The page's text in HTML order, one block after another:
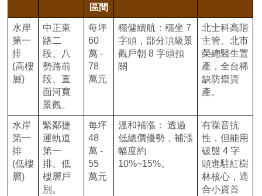
區間
水岸
第一
排
(高樓
層)
中正東
路二
段、八
勢路前
段、直
面河寬
景觀。
每坪
60
萬 -
78
萬元
穩健續航：穩坐 7
字頭，部分頂級景
觀戶朝 8 字頭扣
關
北士科高階
主管、北市
榮總醫生置
產，全台稀
缺防禦資
產。
水岸
第一
排
(低樓
層)
緊鄰捷
運軌道
第一
排、低
樓層戶
別。
每坪
48
萬 -
55
萬元
溫和補漲： 透過
低總價優勢，補漲
幅度約
10%~15%。
有噪音抗
性，但能用
破盤 4 字
頭進駐紅樹
林核心，適
合小資首